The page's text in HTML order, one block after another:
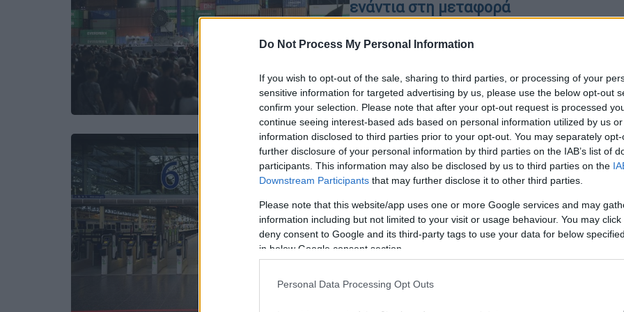
Do Not Process My Personal Information
If you wish to opt-out of the sale, sharing to third parties, or processing of your
sensitive information for targeted advertising by us, please use the below opt-out
confirm your selection. Please note that after your opt-out request is processed
continue seeing interest-based ads based on personal information utilized by us
information disclosed to third parties prior to your opt-out. You may separately
further disclosure of your personal information by third parties on the IAB’s list of
participants. This information may also be disclosed by us to third parties on the
Downstream Participants that may further disclose it to other third parties.
Please note that this website/app uses one or more Google services and may
information including but not limited to your visit or usage behaviour. You may
deny consent to Google and its third-party tags to use your data for below
in below Google consent section.
Personal Data Processing Opt Outs
ενάντια στη μεταφορά
Το φορτίο έχει τελικό προορισμό το
να συνεχιστεί η σφαγή στη Λωρίδα
της Γάζας»
Κόσμος|25.05.2025 16:08
Η Βρετανία επιστρέφει τους
σιδηροδρόμους στο Δημόσιο -
Πρώτη η South Western Railway
«Η South Western Railway ανήκει
πλέον στον δημόσιο τομέα. Και δεν
πρωθυπουργός Κιρ Στάρμερ